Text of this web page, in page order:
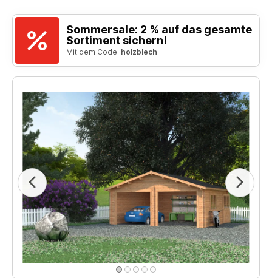
Sommersale: 2 % auf das gesamte
Sortiment sichern!
Mit dem Code: holzblech